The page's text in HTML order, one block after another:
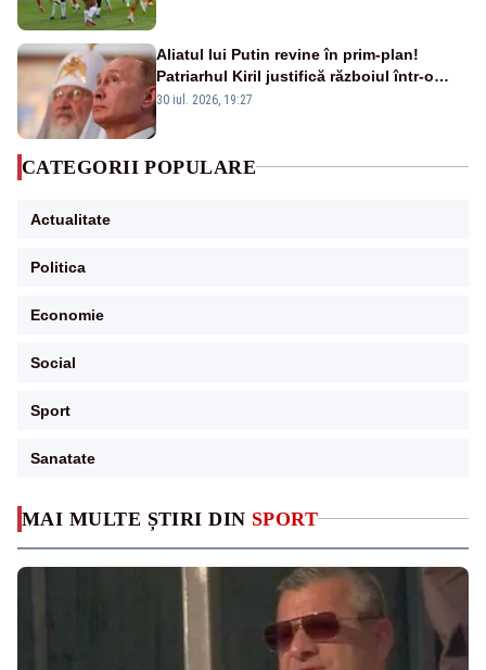
MAI MULTE ȘTIRI DIN SPORT
Aliatul lui Putin revine în prim-plan!
Patriarhul Kiril justifică războiul într-o
nouă carte
30 iul. 2026, 19:27
CATEGORII POPULARE
Actualitate
Politica
Economie
Social
Sport
Sanatate